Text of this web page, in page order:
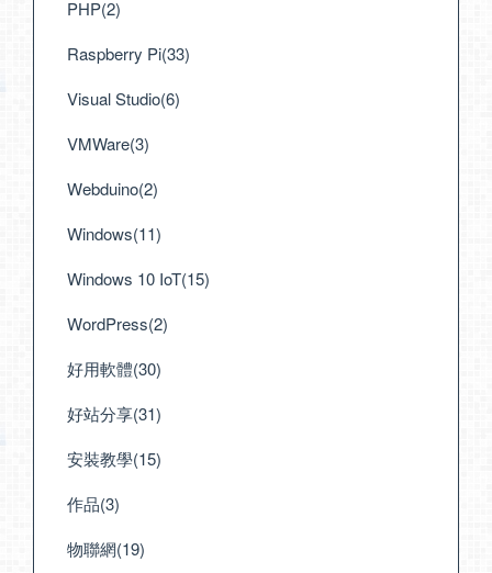
PHP(2)
Raspberry Pi(33)
Visual Studio(6)
VMWare(3)
Webduino(2)
Windows(11)
Windows 10 IoT(15)
WordPress(2)
好用軟體(30)
好站分享(31)
安裝教學(15)
作品(3)
物聯網(19)